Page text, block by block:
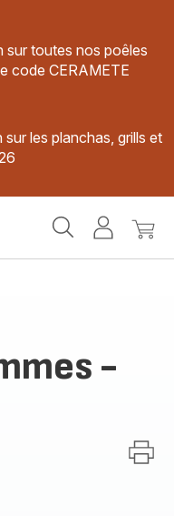
toutes nos poêles
code CERAMETE
les planchas, grills et
MonMon
-